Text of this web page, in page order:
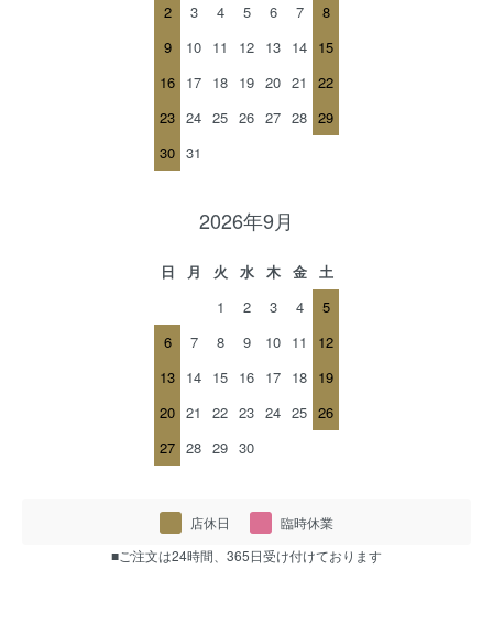
2
3 4 5 6 7
8
9
10 11 12 13 14 15
16 17 18 19 20 21
22
23 24 25 26 27 28 29
30 31
2026年9月
日 月 火 水 木 金
土
1
2 3 4
5
6
7 8 9 10 11
12
13 14 15 16 17 18 19
20 21 22 23 24 25 26
27 28 29 30
店休日
臨時休業
■ご注文は24時間、365日受け付けております